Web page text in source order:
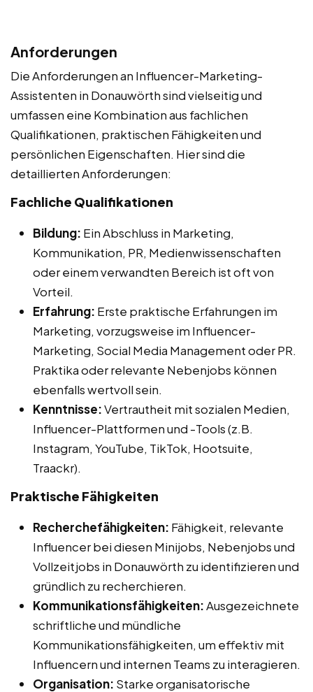
Anforderungen
Die Anforderungen an Influencer-Marketing-
Assistenten in Donauwörth sind vielseitig und
umfassen eine Kombination aus fachlichen
Qualifikationen, praktischen Fähigkeiten und
persönlichen Eigenschaften. Hier sind die
detaillierten Anforderungen:
Fachliche Qualifikationen
Bildung: Ein Abschluss in Marketing,
Kommunikation, PR, Medienwissenschaften
oder einem verwandten Bereich ist oft von
Vorteil.
Erfahrung: Erste praktische Erfahrungen im
Marketing, vorzugsweise im Influencer-
Marketing, Social Media Management oder PR.
Praktika oder relevante Nebenjobs können
ebenfalls wertvoll sein.
Kenntnisse:Vertrautheit mit sozialen Medien,
Influencer-Plattformen und -Tools (z.B.
Instagram, YouTube, TikTok, Hootsuite,
Traackr).
Praktische Fähigkeiten
Recherchefähigkeiten: Fähigkeit, relevante
Influencer bei diesen Minijobs, Nebenjobs und
Vollzeitjobs in Donauwörth zu identifizieren und
gründlich zu recherchieren.
Kommunikationsfähigkeiten:Ausgezeichnete
schriftliche und mündliche
Kommunikationsfähigkeiten, um effektiv mit
Influencern und internen Teams zu interagieren.
Organisation: Starke organisatorische